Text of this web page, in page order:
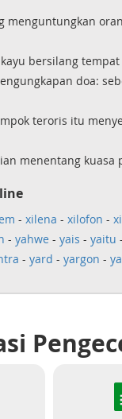
menguntungkan
bersilang
doa:
teroris itu
menentang
- xilena - xilofon -
- yahwe - yais - yaitu -
- yard - yargon -